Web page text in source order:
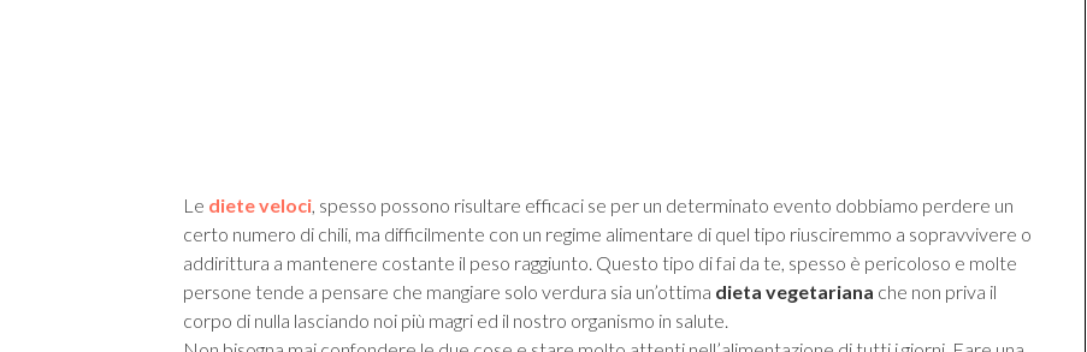
Le diete veloci, spesso possono risultare efficaci se per un determinato evento dobbiamo perdere un
certo numero di chili, ma difficilmente con un regime alimentare di quel tipo riusciremmo a sopravvivere o
addirittura a mantenere costante il peso raggiunto. Questo tipo di fai da te, spesso è pericoloso e molte
persone tende a pensare che mangiare solo verdura sia un’ottima dieta vegetariana che non priva il
corpo di nulla lasciando noi più magri ed il nostro organismo in salute.